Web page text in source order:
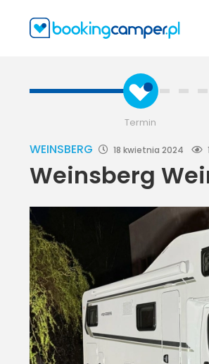
Termin
WEINSBERG 18 kwietnia 2024
Weinsberg